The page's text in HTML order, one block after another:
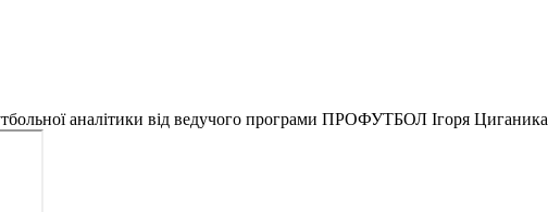
аналітики від ведучого програми ПРОФУТБОЛ Ігоря Циганика